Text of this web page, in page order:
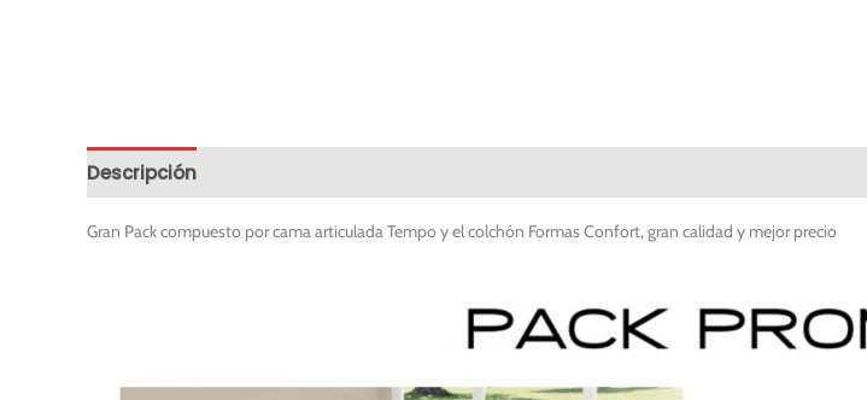
Descripción
Gran Pack compuesto por cama articulada Tempo y el colchón Formas Confort, gran calidad y mejor precio